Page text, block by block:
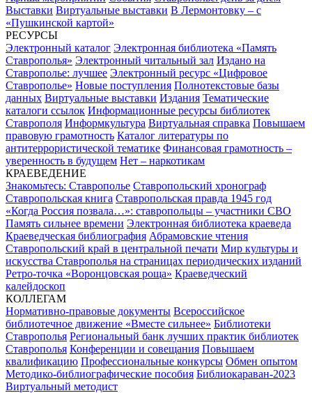
Выставки Виртуальные выставки В Лермонтовку – с
«Пушкинской картой»
РЕСУРСЫ
Электронный каталог Электронная библиотека «Память
Ставрополья» Электронный читальный зал Издано на
Ставрополье: лучшее Электронный ресурс «Цифровое
Ставрополье» Новые поступления Полнотекстовые базы
данных Виртуальные выставки Издания Тематические
каталоги ссылок Информационные ресурсы библиотек
Ставрополя Информкультура Виртуальная справка Повышаем
правовую грамотность Каталог литературы по
антитеррористической тематике Финансовая грамотность –
уверенность в будущем Нет – наркотикам
КРАЕВЕДЕНИЕ
Знакомьтесь: Ставрополье Ставропольский хронограф
Ставропольская книга Ставропольская правда 1945 год
«Когда Россия позвала…»: ставропольцы – участники СВО
Память сильнее времени Электронная библиотека краеведа
Краеведческая библиография Абрамовские чтения
Ставропольский край в центральной печати Мир культуры и
искусства Ставрополья на страницах периодических изданий
Ретро-точка «Воронцовская роща» Краеведческий
калейдоскоп
КОЛЛЕГАМ
Нормативно-правовые документы Всероссийское
библиотечное движение «Вместе сильнее» Библиотеки
Ставрополья Региональный банк лучших практик библиотек
Ставрополья Конференции и совещания Повышаем
квалификацию Профессиональные конкурсы Обмен опытом
Методико-библиографические пособия Библиокараван-2023
Виртуальный методист